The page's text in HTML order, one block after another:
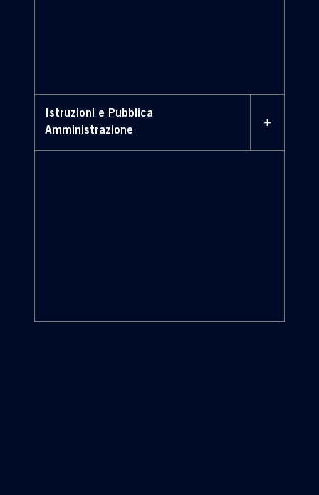
Istruzioni e Pubblica
Amministrazione
+